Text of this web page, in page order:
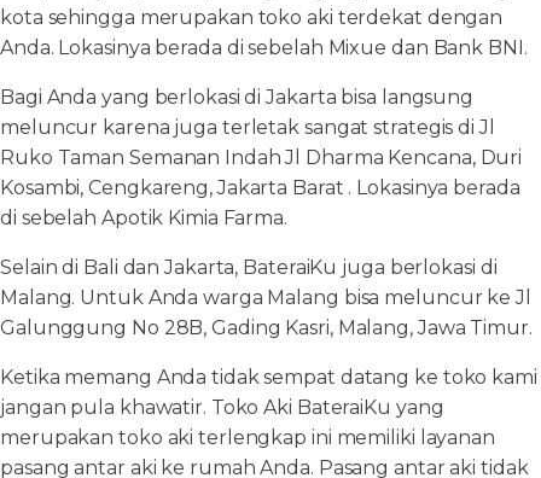
kota sehingga merupakan toko aki terdekat dengan
Anda. Lokasinya berada di sebelah Mixue dan Bank BNI.
Bagi Anda yang berlokasi di Jakarta bisa langsung
meluncur karena juga terletak sangat strategis di Jl
Ruko Taman Semanan Indah Jl Dharma Kencana, Duri
Kosambi, Cengkareng, Jakarta Barat . Lokasinya berada
di sebelah Apotik Kimia Farma.
Selain di Bali dan Jakarta, BateraiKu juga berlokasi di
Malang. Untuk Anda warga Malang bisa meluncur ke Jl
Galunggung No 28B, Gading Kasri, Malang, Jawa Timur.
Ketika memang Anda tidak sempat datang ke toko kami
jangan pula khawatir. Toko Aki BateraiKu yang
merupakan toko aki terlengkap ini memiliki layanan
pasang antar aki ke rumah Anda. Pasang antar aki tidak